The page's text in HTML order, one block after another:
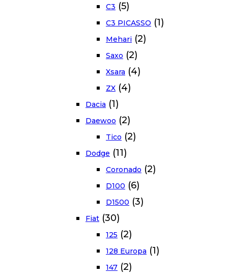
C3 (5)
C3 PICASSO (1)
Mehari (2)
Saxo (2)
Xsara (4)
ZX (4)
Dacia (1)
Daewoo (2)
Tico (2)
Dodge (11)
Coronado (2)
D100 (6)
D1500 (3)
Fiat (30)
125 (2)
128 Europa (1)
147 (2)